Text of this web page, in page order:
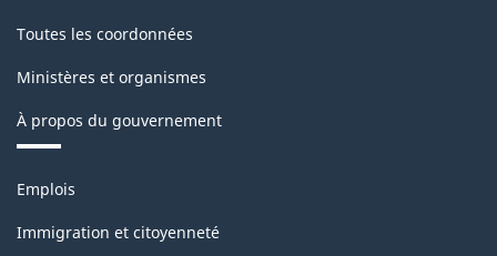
1.0
pour
production
industrielle
Toutes les coordonnées
Ministères et organismes
À propos du gouvernement
Thèmes
sujets
Emplois
Immigration et citoyenneté